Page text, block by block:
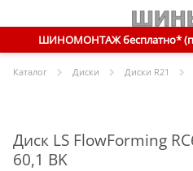
ШИНОМОНТАЖ бесплатно*
Каталог Диски Диски R21
Диск LS FlowForming
60,1 BK